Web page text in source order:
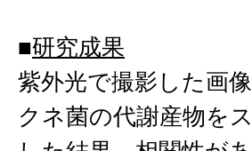
■研究成果
紫外光で撮影した画
クネ菌の代謝産物を